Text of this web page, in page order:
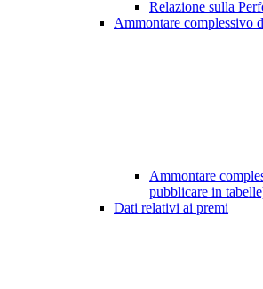
Relazione sulla
Ammontare complessivo
Ammontare
pubblicare in
Dati relativi ai premi